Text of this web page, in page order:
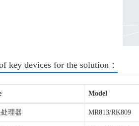
key devices for the solution：
Model
理器 MR813/RK809